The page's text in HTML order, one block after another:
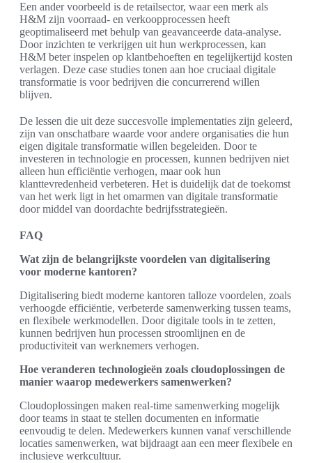
Een ander voorbeeld is de retailsector, waar een merk als
H&M zijn voorraad- en verkoopprocessen heeft
geoptimaliseerd met behulp van geavanceerde data-analyse.
Door inzichten te verkrijgen uit hun werkprocessen, kan
H&M beter inspelen op klantbehoeften en tegelijkertijd kosten
verlagen. Deze case studies tonen aan hoe cruciaal digitale
transformatie is voor bedrijven die concurrerend willen
blijven.
De lessen die uit deze succesvolle implementaties zijn geleerd,
zijn van onschatbare waarde voor andere organisaties die hun
eigen digitale transformatie willen begeleiden. Door te
investeren in technologie en processen, kunnen bedrijven niet
alleen hun efficiëntie verhogen, maar ook hun
klanttevredenheid verbeteren. Het is duidelijk dat de toekomst
van het werk ligt in het omarmen van digitale transformatie
door middel van doordachte bedrijfsstrategieën.
FAQ
Wat zijn de belangrijkste voordelen van digitalisering
voor moderne kantoren?
Digitalisering biedt moderne kantoren talloze voordelen, zoals
verhoogde efficiëntie, verbeterde samenwerking tussen teams,
en flexibele werkmodellen. Door digitale tools in te zetten,
kunnen bedrijven hun processen stroomlijnen en de
productiviteit van werknemers verhogen.
Hoe veranderen technologieën zoals cloudoplossingen de
manier waarop medewerkers samenwerken?
Cloudoplossingen maken real-time samenwerking mogelijk
door teams in staat te stellen documenten en informatie
eenvoudig te delen. Medewerkers kunnen vanaf verschillende
locaties samenwerken, wat bijdraagt aan een meer flexibele en
inclusieve werkcultuur.